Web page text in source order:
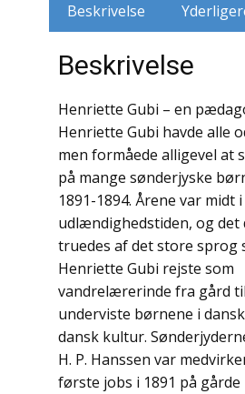
Kirkehistorie / Religion
Krige / Slag
Kunst
Landbrug / Skovbrug
Litteraturhistorie
Lokalhistorie /
Lufttrafik / Fly
Lystfiskeri
Mad
Beskrivelse
Beskrivelse
Henriette Gubi – en
Henriette Gubi havde alle
men formåede alligevel
på mange sønderjyske
1891-1894. Årene var midt i
udlændighedstiden, og det
truedes af det store sprog
Henriette Gubi rejste som
vandrelærerinde fra gård
underviste børnene i
dansk kultur.
H. P. Hanssen var
første jobs i 1891 på gårde